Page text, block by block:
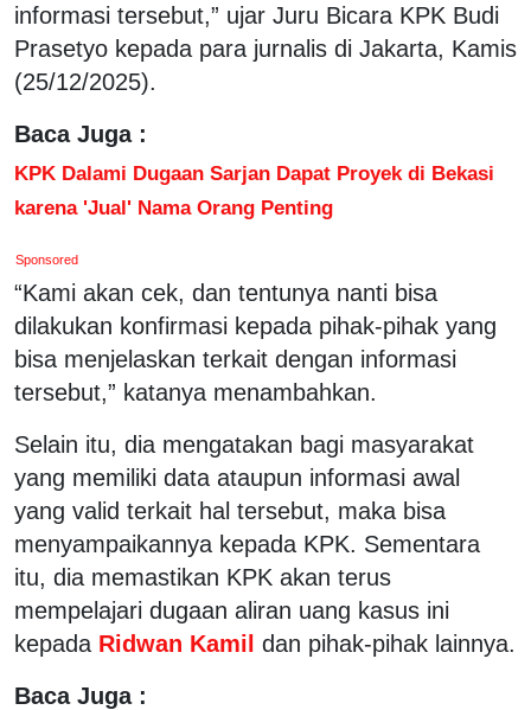
informasi tersebut,” ujar Juru Bicara KPK Budi
Prasetyo kepada para jurnalis di Jakarta, Kamis
(25/12/2025).
Baca Juga :
KPK Dalami Dugaan Sarjan Dapat Proyek di Bekasi
karena 'Jual' Nama Orang Penting
Sponsored
“Kami akan cek, dan tentunya nanti bisa
dilakukan konfirmasi kepada pihak-pihak yang
bisa menjelaskan terkait dengan informasi
tersebut,” katanya menambahkan.
Selain itu, dia mengatakan bagi masyarakat
yang memiliki data ataupun informasi awal
yang valid terkait hal tersebut, maka bisa
menyampaikannya kepada KPK. Sementara
itu, dia memastikan KPK akan terus
mempelajari dugaan aliran uang kasus ini
kepada Ridwan Kamil dan pihak-pihak lainnya.
Baca Juga :